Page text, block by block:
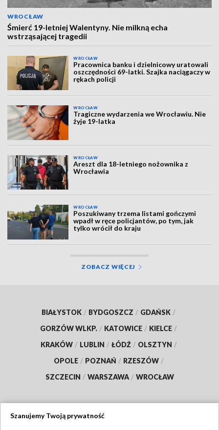
WROCŁAW
Śmierć 19-letniej Walentyny. Nie milkną echa
wstrząsającej tragedii
WROCŁAW
Pracownica banku i dzielnicowy uratowali
oszczędności 69-latki. Szajka naciągaczy w
rękach policji
WROCŁAW
Tragiczne wydarzenia we Wrocławiu. Nie
żyje 19-latka
WROCŁAW
Areszt dla 18-letniego nożownika z
Wrocławia
WROCŁAW
Poszukiwany trzema listami gończymi
wpadł w ręce policjantów, po tym, jak
tylko wrócił do kraju
ZOBACZ WIĘCEJ
BIAŁYSTOK / BYDGOSZCZ / GDAŃSK /
GORZÓW WLKP. / KATOWICE / KIELCE /
KRAKÓW / LUBLIN / ŁÓDŹ / OLSZTYN /
OPOLE / POZNAŃ / RZESZÓW /
SZCZECIN / WARSZAWA / WROCŁAW
Szanujemy Twoją prywatność